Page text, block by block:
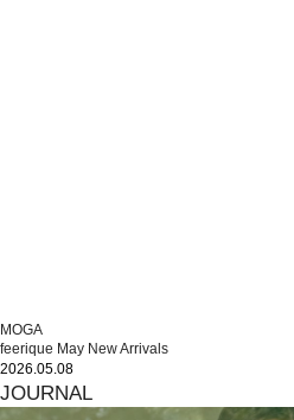
MOGA
feerique May New Arrivals
2026.05.08
JOURNAL